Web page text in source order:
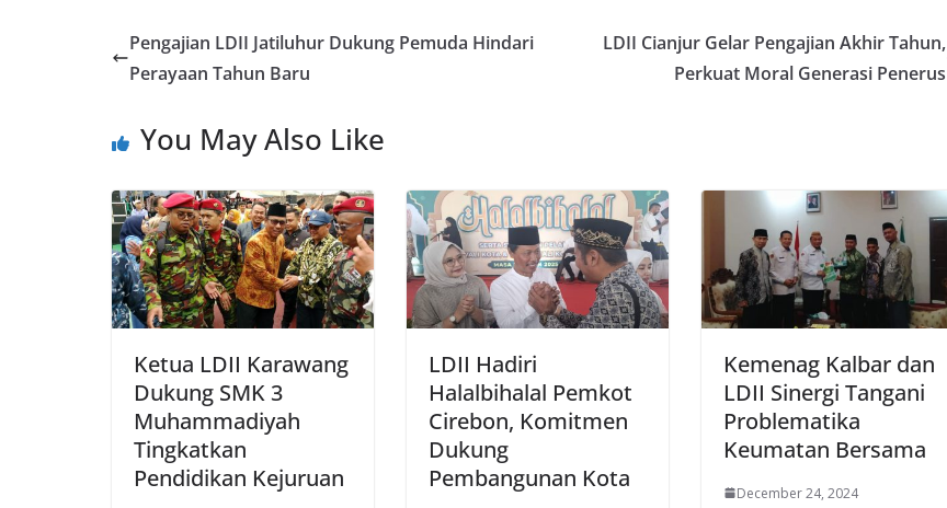
Pengajian LDII Jatiluhur Dukung Pemuda Hindari
Perayaan Tahun Baru
LDII Cianjur Gelar Pengajian Akhir Tahun,
Perkuat Moral Generasi Penerus
You May Also Like
Ketua LDII Karawang
Dukung SMK 3
Muhammadiyah
Tingkatkan
Pendidikan Kejuruan
LDII Hadiri
Halalbihalal Pemkot
Cirebon, Komitmen
Dukung
Pembangunan Kota
Kemenag Kalbar dan
LDII Sinergi Tangani
Problematika
Keumatan Bersama
December 24, 2024